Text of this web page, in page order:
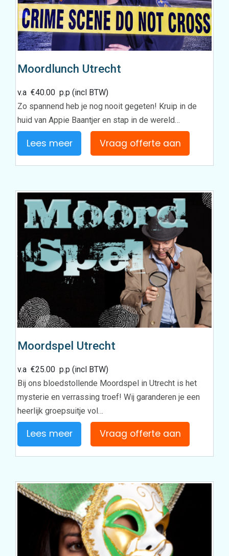
Moordlunch Utrecht
v.a€40.00 p.p (incl BTW)
Zo spannend heb je nog nooit gegeten! Kruip in de
huid van Appie Baantjer en stap in de wereld…
Lees meer Vraag offerte aan
Moordspel Utrecht
v.a€25.00 p.p (incl BTW)
Bij ons bloedstollende Moordspel in Utrecht is het
mysterie en verrassing troef! Wij garanderen je een
heerlijk groepsuitje vol…
Lees meer Vraag offerte aan